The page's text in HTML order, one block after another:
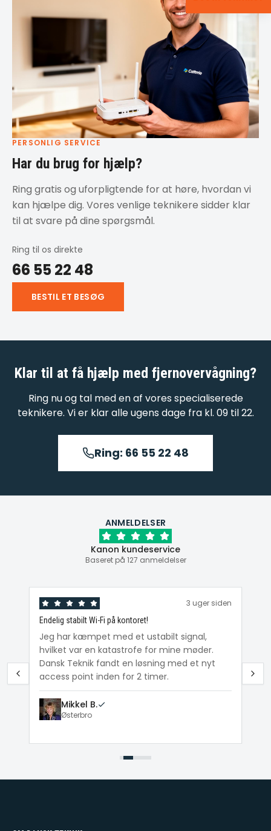
PERSONLIG SERVICE
Har du brug for hjælp?
Ring gratis og uforpligtende for at høre, hvordan vi
kan hjælpe dig. Vores venlige teknikere sidder klar
til at svare på dine spørgsmål.
Ring til os direkte
66 55 22 48
BESTIL ET BESØG
Klar til at få hjælp med fjernovervågning?
Ring nu og tal med en af vores specialiserede
teknikere. Vi er klar alle ugens dage fra kl. 09 til 22.
Ring: 66 55 22 48
ANMELDELSER
Kanon kundeservice
Baseret på 127 anmeldelser
3 uger siden
Endelig stabilt Wi-Fi på kontoret!
Jeg har kæmpet med et ustabilt signal,
hvilket var en katastrofe for mine møder.
Dansk Teknik fandt en løsning med et nyt
access point inden for 2 timer.
Mikkel B.
Østerbro